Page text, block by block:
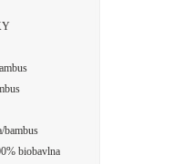
bambus
biobavlna